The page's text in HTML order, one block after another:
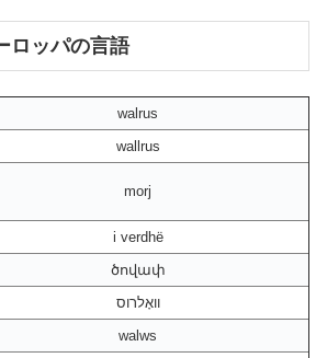
ロッパの言語
walrus
wallrus
morj
i verdhë
ծովափ
וואָלרוס
walws